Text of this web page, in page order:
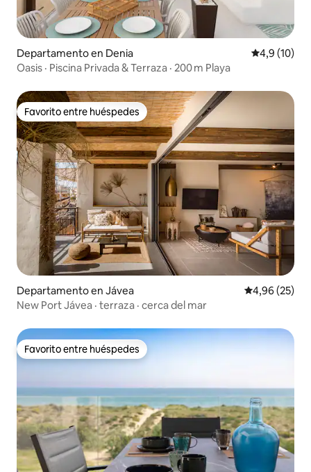
Departamento en Denia Calificación
4,9 (10)
Oasis · Piscina Privada & Terraza · 200 m Playa
Favorito entre huéspedes
Favorito entre huéspedes
Departamento en Jávea Calificación
4,96 (25)
New Port Jávea · terraza · cerca del mar
Favorito entre huéspedes
Favorito entre huéspedes